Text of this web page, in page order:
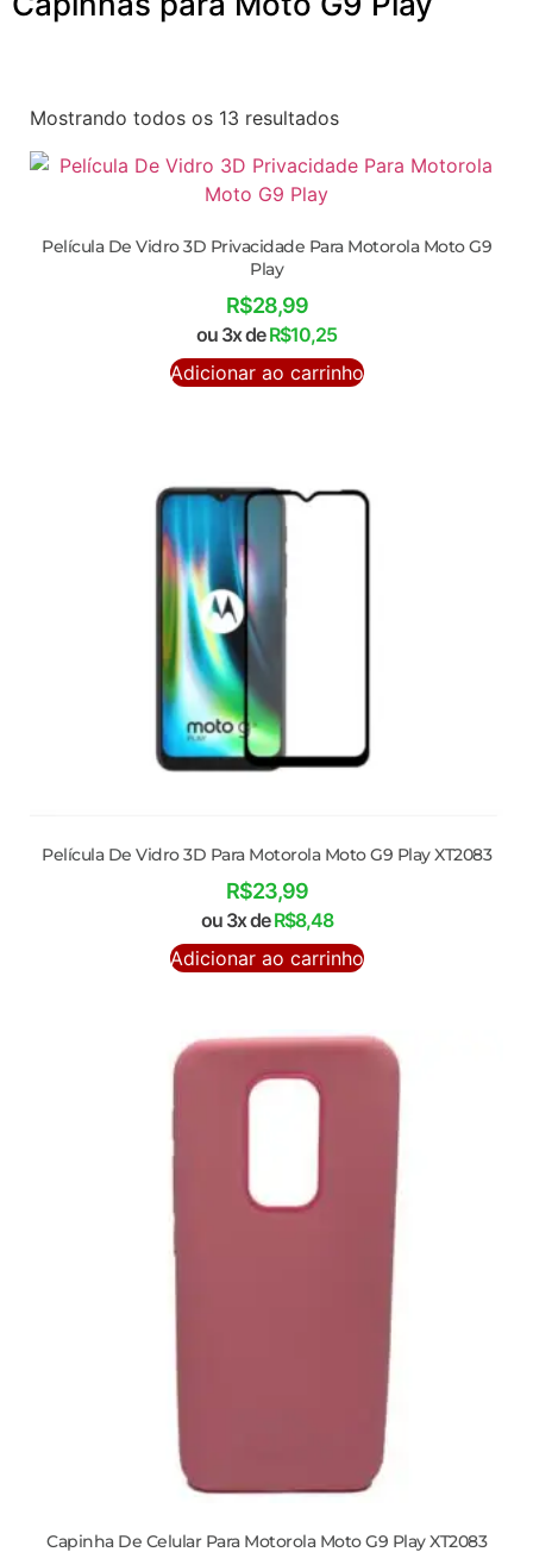
Mostrando todos os 13 resultados
Película De Vidro 3D Privacidade Para Motorola Moto G9
Play
R$28,99
ou 3x deR$10,25
Adicionar ao carrinho
Película De Vidro 3D Para Motorola Moto G9 Play XT2083
R$23,99
ou 3x deR$8,48
Adicionar ao carrinho
Capinha De Celular Para Motorola Moto G9 Play XT2083